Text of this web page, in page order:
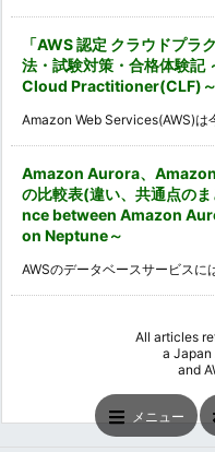
「AWS 認定 クラウドプラ
法・試験対策・合格体験
Cloud Practitioner(CLF)～
Amazon Web Services(AWS)は
Amazon Aurora、
の比較表(違い、共通点の
nce between Amazon
on Neptune～
AWSのデータベースサービス
All articles
a Japan
and
メニュー